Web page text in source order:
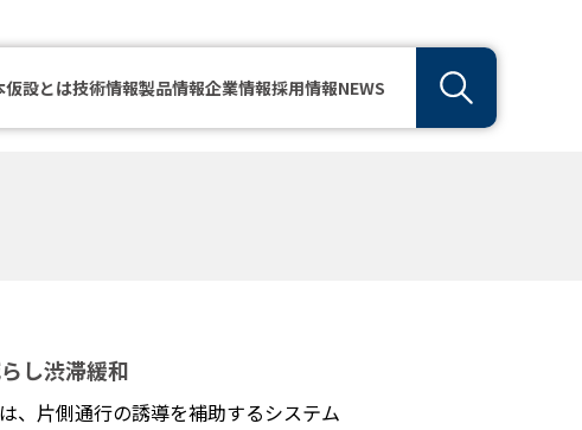
仮設とは技術情報製品情報企業情報採用情報NEWS
し渋滞緩和
、片側通行の誘導を補助するシステム